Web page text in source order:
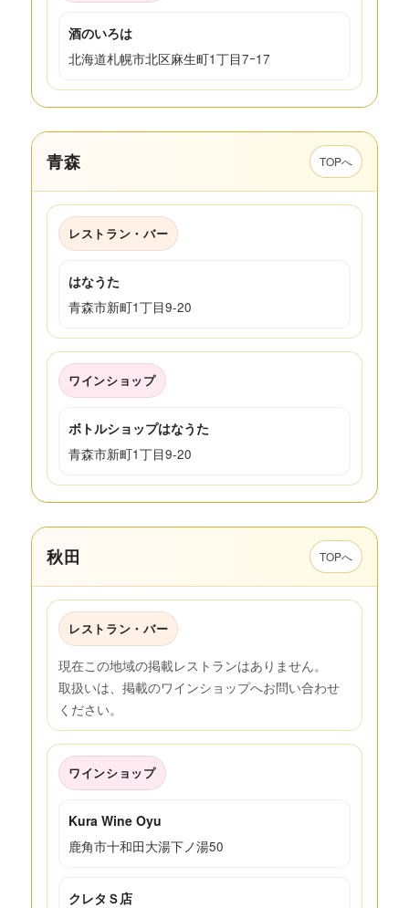
酒のいろは
北海道札幌市北区麻生町1丁目7ｰ17
青森 TOPへ
レストラン・バー
はなうた
青森市新町1丁目9-20
ワインショップ
ボトルショップはなうた
青森市新町1丁目9-20
秋田 TOPへ
レストラン・バー
現在この地域の掲載レストランはありません。
取扱いは、掲載のワインショップへお問い合わせ
ください。
ワインショップ
Kura Wine Oyu
鹿角市十和田大湯下ノ湯50
クレタＳ店